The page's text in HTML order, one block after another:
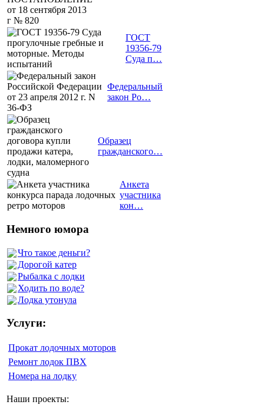
ГОСТ
19356-79
Суда п…
Федеральный
закон Ро…
Образец
гражданского…
Анкета
участника
кон…
Немного юмора
Что такое деньги?
Дорогой катер
Рыбалка с лодки
Ходить по воде?
Лодка утонула
Услуги:
Прокат лодочных моторов
Ремонт лодок ПВХ
Номера на лодку
Наши проекты: